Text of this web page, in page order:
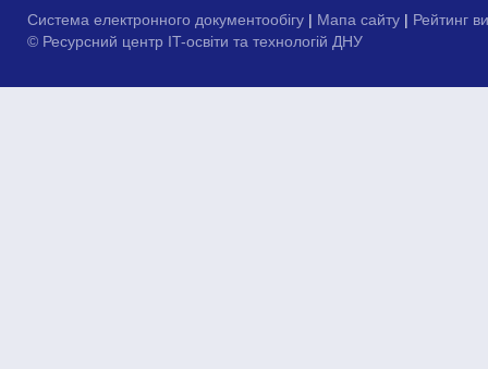
Система електронного документообігу | Мапа сайту | Рейтинг
© Ресурсний центр IT-освіти та технологій ДНУ